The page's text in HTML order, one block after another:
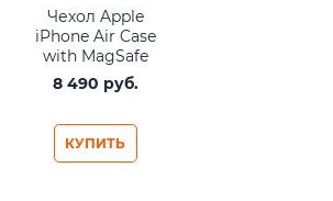
Чехол Apple
iPhone Air Case
with MagSafe
Shadow
8 490 руб.
КУПИТЬ